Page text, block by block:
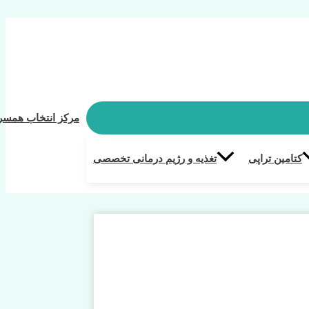
کتامین تراپی تغذیه و رژیم درمانی تخصصی
مرکز انتخاب